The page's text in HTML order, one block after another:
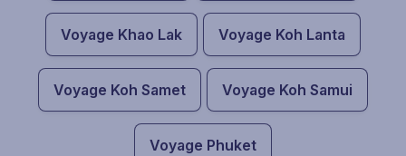
Voyage Khao Lak Voyage Koh Lanta
Voyage Koh Samet Voyage Koh Samui
Voyage Phuket